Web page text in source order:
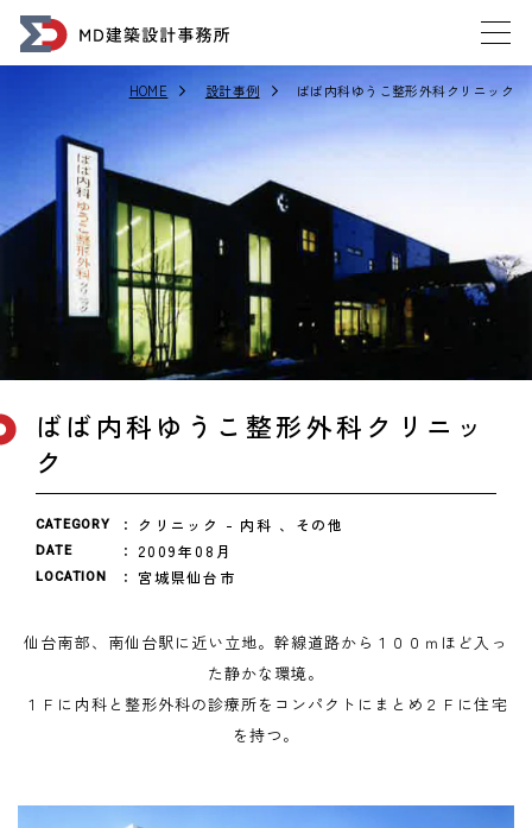
HOME 設計事例 ばば内科ゆうこ整形外科クリニック
ばば内科ゆうこ整形外科クリニッ
ク
CATEGORY クリニック 内科 その他
DATE 2009年08月
LOCATION 宮城県仙台市
仙台南部、南仙台駅に近い立地。幹線道路から１００ｍほど入っ
た静かな環境。
１Ｆに内科と整形外科の診療所をコンパクトにまとめ２Ｆに住宅
を持つ。